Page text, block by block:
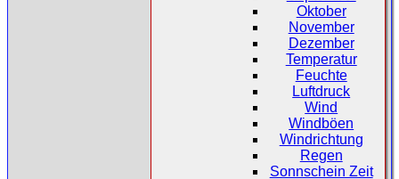
Oktober
November
Dezember
Temperatur
Feuchte
Luftdruck
Wind
Windböen
Windrichtung
Regen
Sonnschein Zeit